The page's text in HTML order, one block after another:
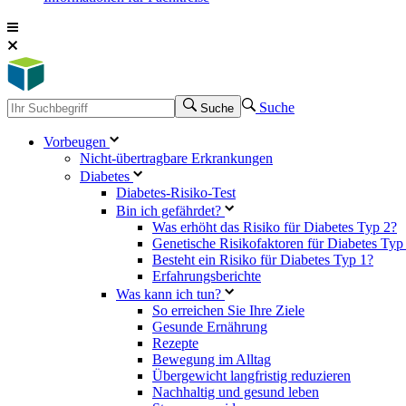
Suche Suche
Vorbeugen
Nicht-übertragbare Erkrankungen
Diabetes
Diabetes-Risiko-Test
Bin ich gefährdet?
Was erhöht das Risiko für Diabetes Typ 2?
Genetische Risikofaktoren für Diabetes Typ
Besteht ein Risiko für Diabetes Typ 1?
Erfahrungsberichte
Was kann ich tun?
So erreichen Sie Ihre Ziele
Gesunde Ernährung
Rezepte
Bewegung im Alltag
Übergewicht langfristig reduzieren
Nachhaltig und gesund leben